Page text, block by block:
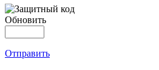
Обновить
Отправить